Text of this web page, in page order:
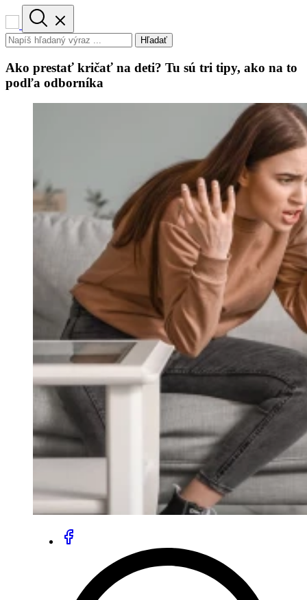
Hľadať
Ako prestať kričať na deti? Tu sú tri tipy, ako na to
podľa odborníka